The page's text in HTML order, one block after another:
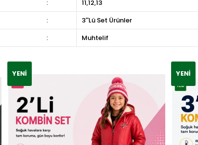
:
11,12,13
:
3''Lü Set Ürünler
: Muhtelif
YENI YENI